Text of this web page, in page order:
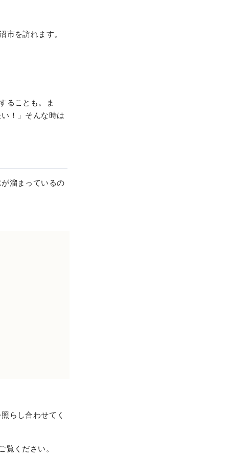
を訪れます。
ることも。ま
！」そんな時は
溜まっているの
らし合わせてく
ください。